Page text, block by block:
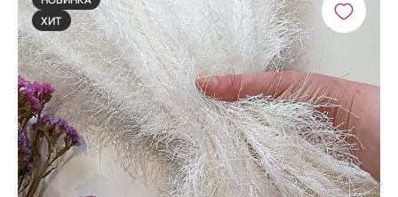
ХИТ